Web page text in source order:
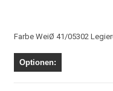
Farbe WeiØ 41/05302
Optionen: